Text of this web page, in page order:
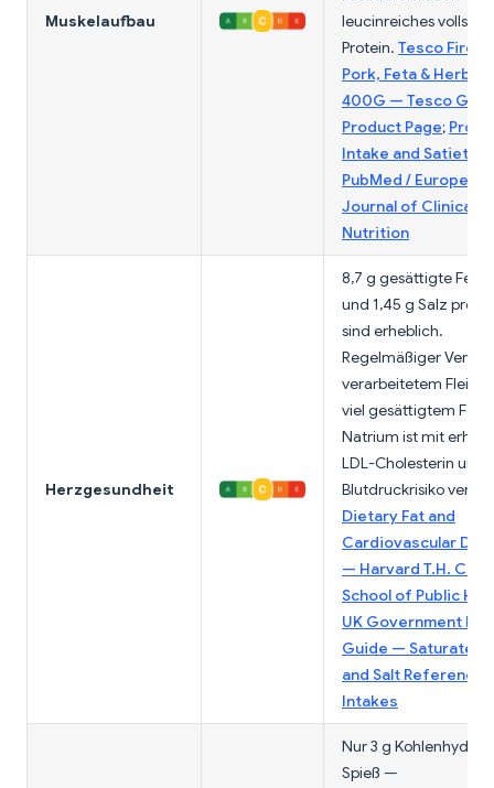
Muskelaufbau
leucinreiches
Protein. Tesco Fire
Pork, Feta & Herb
400G — Tesco
Product Page;
Intake and Satiety —
PubMed / European
Journal of Clinical
Nutrition
Herzgesundheit
8,7 g gesättigte
und 1,45 g Salz pro
sind erheblich.
Regelmäßiger
verarbeitetem
viel gesättigtem Fett
Natrium ist mit
LDL-Cholesterin und
Blutdruckrisiko
Dietary Fat and
Cardiovascular
— Harvard T.H. Chan
School of Public
UK Government
Guide — Saturated
and Salt Reference
Intakes
Nur 3 g
Spieß —